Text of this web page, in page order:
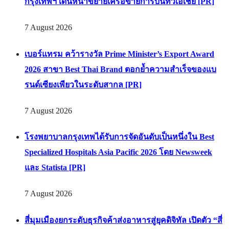
7 August 2026
เบอร์แทรม คว้ารางวัล Prime Minister’s Export Award
2026 สาขา Best Thai Brand ตอกย้ำความสำเร็จของแบ
รนด์เซียงเพียวในระดับสากล [PR]
7 August 2026
โรงพยาบาลกรุงเทพได้รับการจัดอันดับเป็นหนึ่งใน Best
Specialized Hospitals Asia Pacific 2026 โดย Newsweek
และ Statista [PR]
7 August 2026
สี่มุมเมืองยกระดับธุรกิจค้าส่งอาหารสู่ยุคดิจิทัล เปิดตัว “สี่